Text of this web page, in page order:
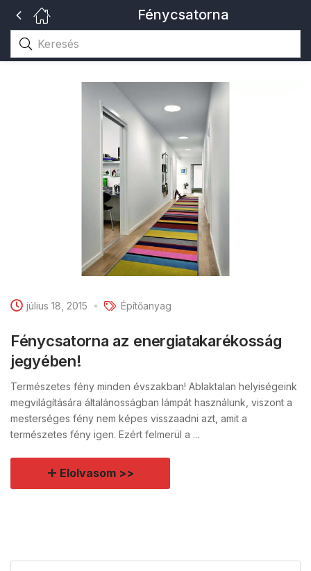
Fénycsatorna
július 18, 2015 Építőanyag
Fénycsatorna az energiatakarékosság
jegyében!
Természetes fény minden évszakban! Ablaktalan helyiségeink
megvilágítására általánosságban lámpát használunk, viszont a
mesterséges fény nem képes visszaadni azt, amit a
természetes fény igen. Ezért felmerül a ...
Elolvasom >>